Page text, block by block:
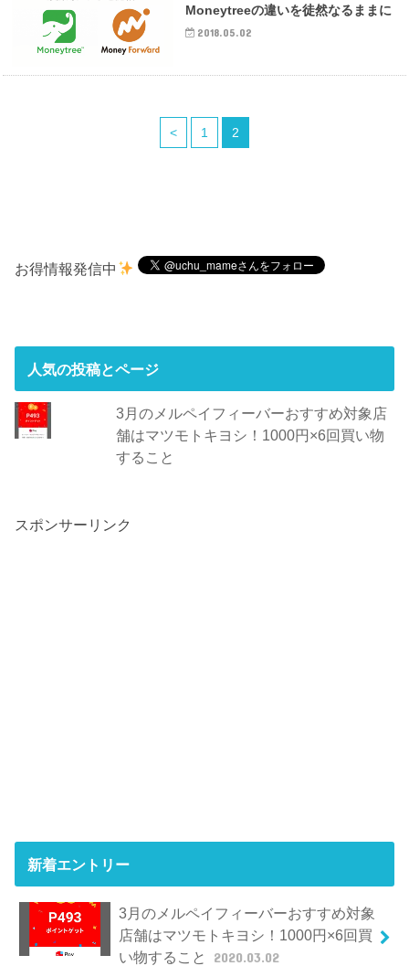
Moneytreeの違いを徒然なるままに
2018.05.02
< 1 2
お得情報発信中
人気の投稿とページ
3月のメルペイフィーバーおすすめ対象店
舗はマツモトキヨシ！1000円×6回買い物
すること
スポンサーリンク
新着エントリー
3月のメルペイフィーバーおすすめ対象
店舗はマツモトキヨシ！1000円×6回買
い物すること
2020.03.02